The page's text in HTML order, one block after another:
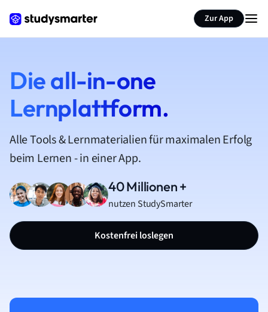
Zur App
Die all-in-one
Lernplattform.
Alle Tools & Lernmaterialien für maximalen Erfolg
beim Lernen - in einer App.
40 Millionen +
nutzen StudySmarter
Kostenfrei loslegen